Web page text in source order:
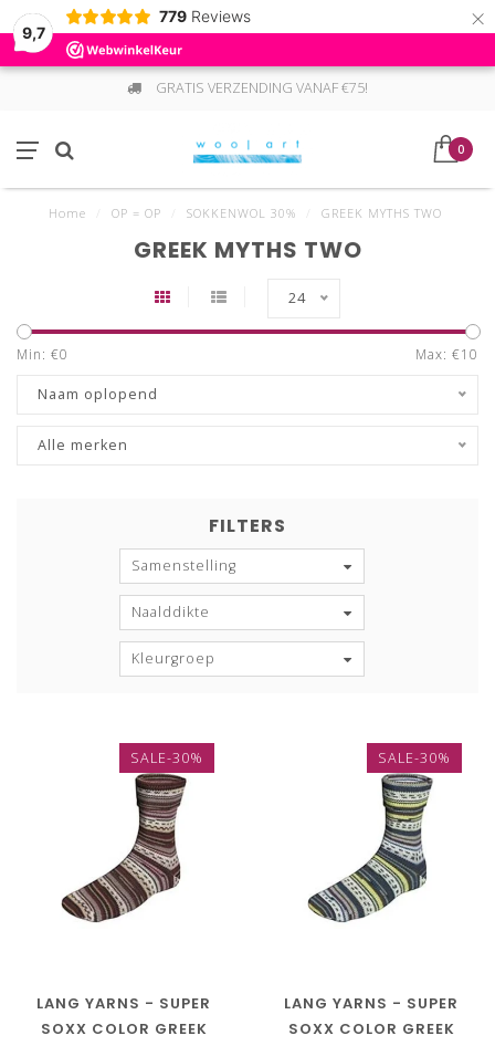
9,7
779 Reviews ×
GRATIS VERZENDING VANAF €75!
0
Home OP = OP SOKKENWOL 30% GREEK MYTHS TWO
GREEK MYTHS TWO
24
Min: €0 Max: €10
Naam oplopend
Alle merken
FILTERS
Samenstelling
Naalddikte
Kleurgroep
SALE-30%
LANG YARNS - SUPER
SOXX COLOR GREEK
SALE-30%
LANG YARNS - SUPER
SOXX COLOR GREEK